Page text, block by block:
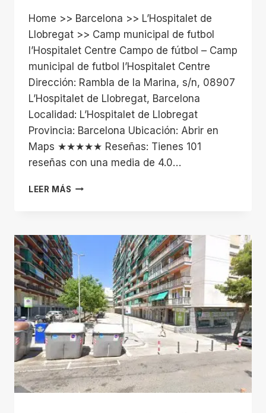
Home >> Barcelona >> L’Hospitalet de
Llobregat >> Camp municipal de futbol
l’Hospitalet Centre Campo de fútbol – Camp
municipal de futbol l’Hospitalet Centre
Dirección: Rambla de la Marina, s/n, 08907
L’Hospitalet de Llobregat, Barcelona
Localidad: L’Hospitalet de Llobregat
Provincia: Barcelona Ubicación: Abrir en
Maps ★★★★★ Reseñas: Tienes 101
reseñas con una media de 4.0…
LEER MÁS CAMP
L’HOSPITALET
CENTRE